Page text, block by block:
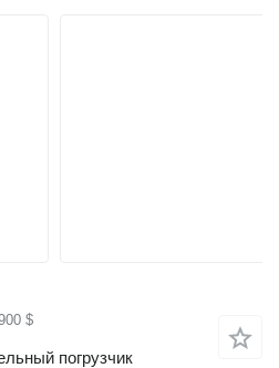
$
погрузчик